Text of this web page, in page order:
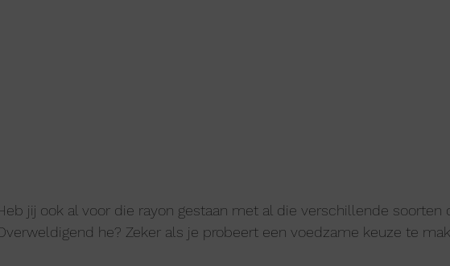
jij ook al voor die rayon gestaan met al die verschillende soorten
he? Zeker als je probeert een voedzame keuze te